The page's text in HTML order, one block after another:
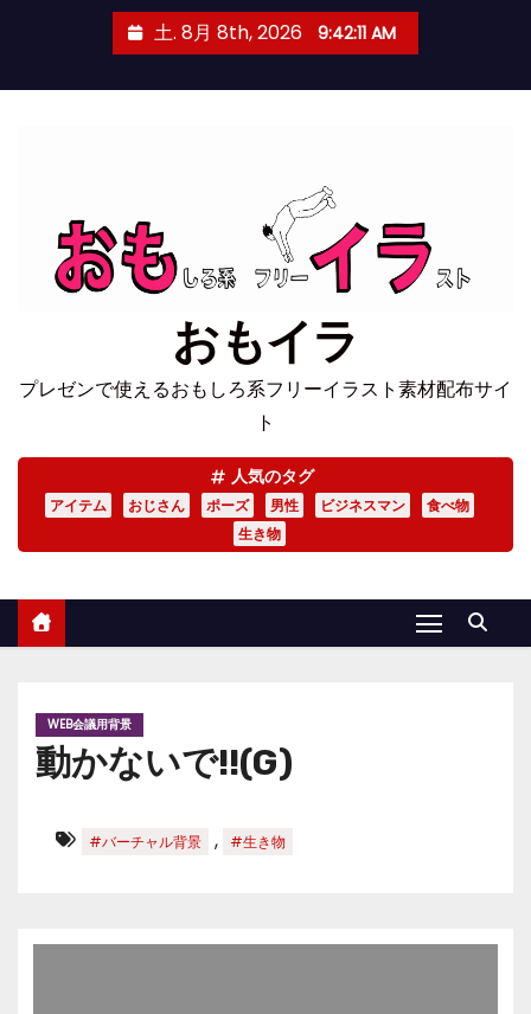
土. 8月 8th, 2026 9:42:11 AM
おもイラ
プレゼンで使えるおもしろ系フリーイラスト素材配布サイ
ト
人気のタグ
アイテム おじさん ポーズ 男性 ビジネスマン
食べ物
生き物
WEB会議用背景
動かないで!!(G)
#バーチャル背景 , #生き物